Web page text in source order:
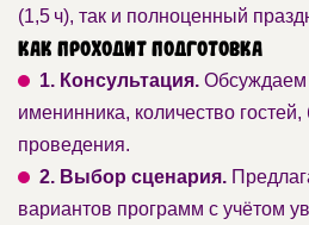
(1,5 ч), так и полноценный
Как проходит подготовка
1. Консультация. Обсуждаем
именинника, количество
проведения.
2. Выбор сценария.
вариантов программ с учётом